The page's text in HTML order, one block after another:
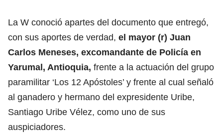
La W conoció apartes del documento que entregó,
con sus aportes de verdad, el mayor (r) Juan
Carlos Meneses, excomandante de Policía en
Yarumal, Antioquia, frente a la actuación del grupo
paramilitar ‘Los 12 Apóstoles’ y frente al cual señaló
al ganadero y hermano del expresidente Uribe,
Santiago Uribe Vélez, como uno de sus
auspiciadores.